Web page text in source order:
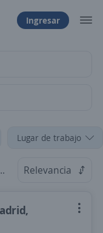
Ingresar
Lugar de trabajo
Relevancia